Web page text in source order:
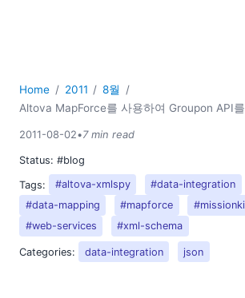
Home 2011
8월
Altova MapForce를 사용하여 Groupon API
2011-08-02•7 min read
Status: #blog
Tags:
#altova-xmlspy
#data-integration
#data-mapping
#mapforce
#web-services
#xml-schema
Categories: data-integration json